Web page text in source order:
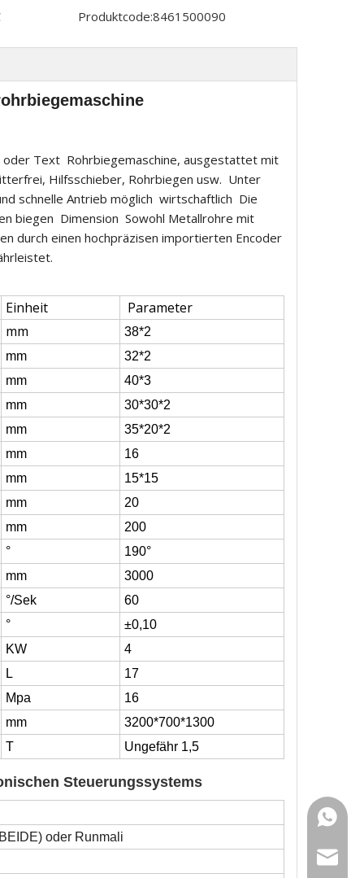
Produktcode:8461500090
oder Text Rohrbiegemaschine, ausgestattet mit
Hilfsschieber, Rohrbiegen usw. Unter
schnelle Antrieb möglich wirtschaftlich Die
biegen Dimension Sowohl Metallrohre mit
durch einen hochpräzisen importierten Encoder
Einheit
Parameter
mm
38*2
mm
32*2
mm
40*3
mm
30*30*2
mm
35*20*2
mm
16
mm
15*15
mm
20
mm
200
°
190°
mm
3000
°/Sek
60
°
±0,10
KW
4
L
17
Mpa
16
mm
3200*700*1300
T Ungefähr 1,5
Steuerungssystems
oder Runmali
+86